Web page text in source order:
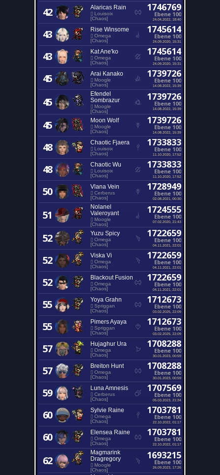
42 Alaricas Rain
Louisoix
[Chaos]
1746769
Ebene 100
24.04.2022, 18:40
43 Rise Winsome
Omega
[Chaos]
1745614
Ebene 100
24.09.2020, 15:31
43 Kat Ane'ko
Omega
[Chaos]
1745614
Ebene 100
24.09.2020, 15:31
45 Arai Kanako
Moogle
[Chaos]
1739726
Ebene 100
14.08.2022, 15:39
45
Efendel
Sombrazur
Moogle
[Chaos]
1739726
Ebene 100
14.08.2022, 15:39
45 Moon Wolf
Moogle
[Chaos]
1739726
Ebene 100
14.08.2022, 15:39
48 Chaotic Fjaera
Louisoix
[Chaos]
1733833
Ebene 100
11.10.2020, 17:52
48 Chaotic Wu
Louisoix
[Chaos]
1733833
Ebene 100
11.10.2020, 17:52
50 Vlana Vein
Cerberus
[Chaos]
1728949
Ebene 100
02.08.2021, 00:30
51
Nolanel
Valeroyant
Moogle
[Chaos]
1724555
Ebene 100
07.02.2020, 21:43
52 Yuzu Spicy
Omega
[Chaos]
1722659
Ebene 100
04.11.2021, 22:01
52 Viska Vi
Omega
[Chaos]
1722659
Ebene 100
04.11.2021, 22:01
52 Blackout Fusion
Omega
[Chaos]
1722659
Ebene 100
04.11.2021, 22:01
55 Yoya Grahn
Spriggan
[Chaos]
1712673
Ebene 100
03.02.2025, 22:09
55 Pimers Ayaya
Spriggan
[Chaos]
1712673
Ebene 100
03.02.2025, 22:09
57 Hujaghur Ura
Omega
[Chaos]
1708288
Ebene 100
30.01.2023, 00:59
57 Breiton Hunt
Omega
[Chaos]
1708288
Ebene 100
30.01.2023, 00:59
59 Luna Amnesis
Cerberus
[Chaos]
1707569
Ebene 100
05.03.2023, 21:34
60 Sylvie Raine
Omega
[Chaos]
1703781
Ebene 100
22.10.2022, 01:17
60 Elensea Raine
Omega
[Chaos]
1703781
Ebene 100
22.10.2022, 01:17
62
Magmarink
Dragregory
Moogle
[Chaos]
1693215
Ebene 100
26.09.2023, 17:26